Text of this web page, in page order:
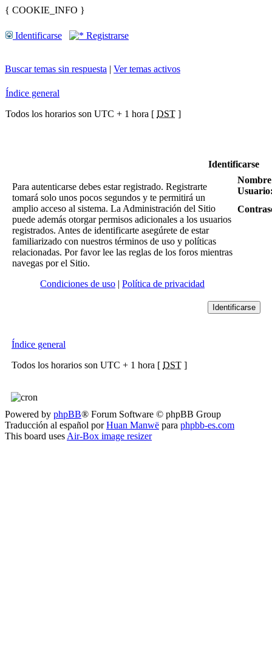
{ COOKIE_INFO }
Identificarse Registrarse
Buscar temas sin respuesta | Ver temas activos
Índice general
Todos los horarios son UTC + 1 hora [ DST ]
Identificarse
Para autenticarse debes estar registrado. Registrarte
tomará solo unos pocos segundos y te permitirá un
amplio acceso al sistema. La Administración del Sitio
puede además otorgar permisos adicionales a los usuarios
registrados. Antes de identificarte asegúrete de estar
familiarizado con nuestros términos de uso y políticas
relacionadas. Por favor lee las reglas de los foros mientras
navegas por el Sitio.
Condiciones de uso | Política de privacidad
Índice general
Todos los horarios son UTC + 1 hora [ DST ]
Powered by phpBB® Forum Software © phpBB Group
Traducción al español porHuan Manwë para phpbb-es.com
This board uses Air-Box image resizer